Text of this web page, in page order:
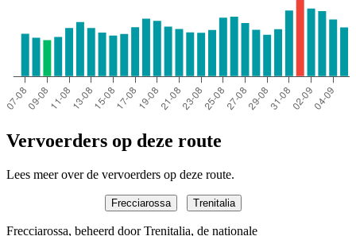
Vervoerders op deze route
Lees meer over de vervoerders op deze route.
Frecciarossa Trenitalia
Frecciarossa, beheerd door Trenitalia, de nationale